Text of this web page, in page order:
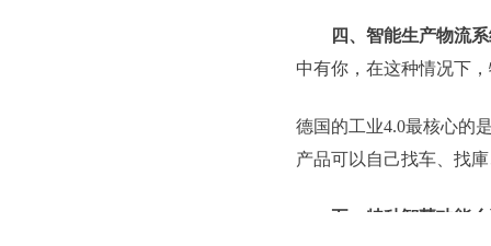
四、智能生产物流
中有你，在这种情况下
德国的工业4.0最核心的
产品可以自己找车、找
五、特种智慧功能